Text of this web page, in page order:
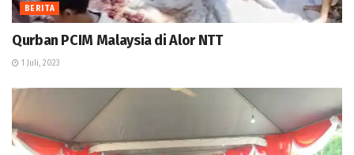
BERITA
Qurban PCIM Malaysia di Alor NTT
1 Juli, 2023